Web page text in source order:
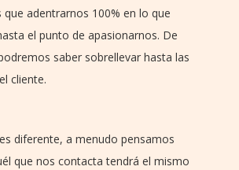
adentrarnos 100% en lo que
el punto de apasionarnos. De
saber sobrellevar hasta las
cliente.
diferente, a menudo pensamos
que nos contacta tendrá el mismo